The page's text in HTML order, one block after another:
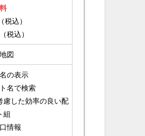
税込）
税込）
図
の表示
名で検索
慮した効率の良い配
組
情報